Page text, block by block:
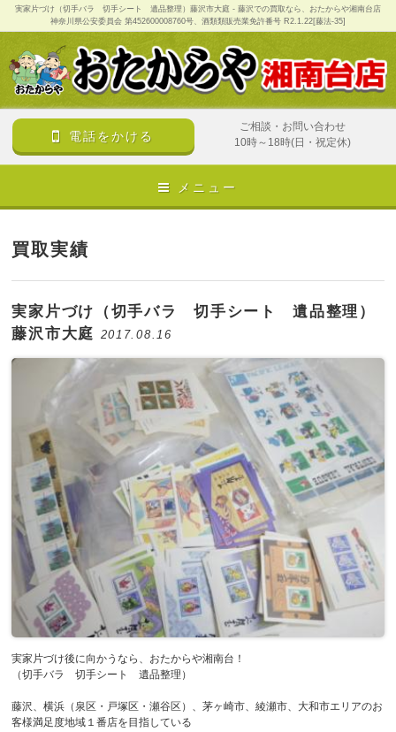
実家片づけ（切手バラ 切手シート 遺品整理）藤沢市大庭 - 藤沢での買取なら、おたからや湘南台店
神奈川県公安委員会 第452600008760号、酒類類販売業免許番号 R2.1.22[藤法-35]
電話をかける
ご相談・お問い合わせ
10時～18時(日・祝定休)
メニュー
買取実績
実家片づけ（切手バラ 切手シート 遺品整理）
藤沢市大庭 2017.08.16
実家片づけ後に向かうなら、おたからや湘南台！
（切手バラ 切手シート 遺品整理）
藤沢、横浜（泉区・戸塚区・瀬谷区）、茅ヶ崎市、綾瀬市、大和市エリアのお
客様満足度地域１番店を目指している